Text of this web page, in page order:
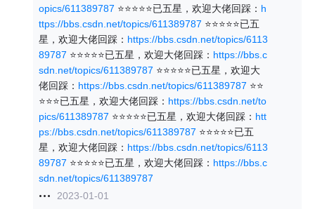
opics/611389787 ⭐⭐⭐⭐⭐已五星，欢迎大佬回踩： h
ttps://bbs.csdn.net/topics/611389787 ⭐⭐⭐⭐⭐已五
星，欢迎大佬回踩： https://bbs.csdn.net/topics/6113
89787 ⭐⭐⭐⭐⭐已五星，欢迎大佬回踩： https://bbs.c
sdn.net/topics/611389787 ⭐⭐⭐⭐⭐已五星，欢迎大
佬回踩： https://bbs.csdn.net/topics/611389787 ⭐⭐
⭐⭐⭐已五星，欢迎大佬回踩： https://bbs.csdn.net/to
pics/611389787 ⭐⭐⭐⭐⭐已五星，欢迎大佬回踩： htt
ps://bbs.csdn.net/topics/611389787 ⭐⭐⭐⭐⭐已五
星，欢迎大佬回踩： https://bbs.csdn.net/topics/6113
89787 ⭐⭐⭐⭐⭐已五星，欢迎大佬回踩： https://bbs.c
sdn.net/topics/611389787
2023-01-01